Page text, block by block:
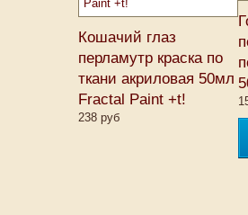
Кошачий глаз
перламутр краска по
ткани акриловая 50мл
Fractal Paint +t!
238 руб